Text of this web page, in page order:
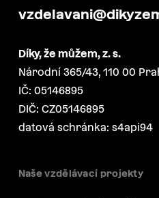
Díky, že můžem, z. s.
Národní 365/43, 110 00
IČ: 05146895
DIČ: CZ05146895
datová schránka: s4api94
Naše vzdělávací projekty